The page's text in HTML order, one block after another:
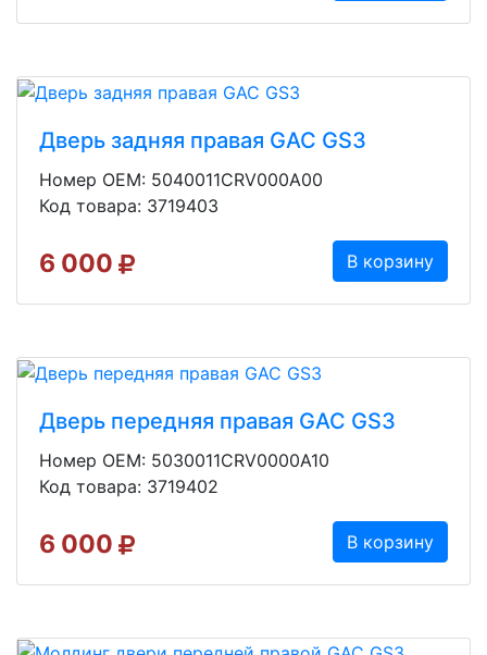
Дверь задняя правая GAC GS3
Номер OEM: 5040011CRV000A00
Код товара: 3719403
6 000 В корзину
Дверь передняя правая GAC GS3
Номер OEM: 5030011CRV0000A10
Код товара: 3719402
6 000 В корзину